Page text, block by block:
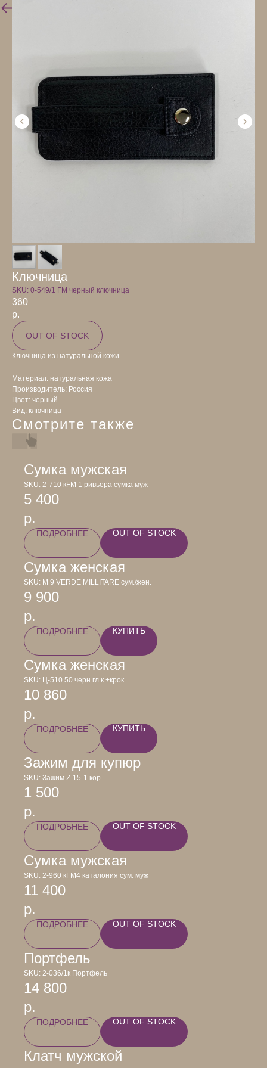
Вернуться
Ключница
SKU: 0-549/1 FM черный ключница
360
р.
OUT OF STOCK
Ключница из натуральной кожи.
Материал: натуральная кожа
Производитель: Россия
Цвет: черный
Вид: ключница
Смотрите также
Сумка мужская
SKU: 2-710 кFM 1 ривьера сумка муж
5 400
р.
ПОДРОБНЕЕ OUT OF STOCK
Сумка женская
SKU: М 9 VERDE MILLITARE сум./жен.
9 900
р.
ПОДРОБНЕЕ КУПИТЬ
Сумка женская
SKU: Ц-510.50 черн.гл.к.+крок.
10 860
р.
ПОДРОБНЕЕ КУПИТЬ
Зажим для купюр
SKU: Зажим Z-15-1 кор.
1 500
р.
ПОДРОБНЕЕ OUT OF STOCK
Сумка мужская
SKU: 2-960 кFM4 каталония сум. муж
11 400
р.
ПОДРОБНЕЕ OUT OF STOCK
Портфель
SKU: 2-036/1к Портфель
14 800
р.
ПОДРОБНЕЕ OUT OF STOCK
Клатч мужской